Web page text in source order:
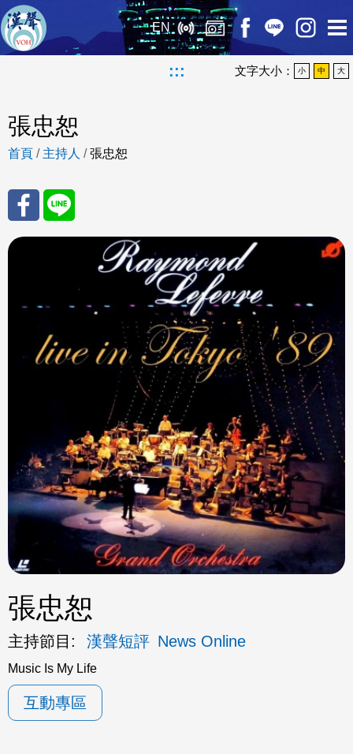
EN
::: 文字大小： 小 中 大
張忠恕
首頁 / 主持人 /張忠恕
分享
Fac
Line
張忠恕
主持節目: 漢聲短評 News Online
Music Is My Life
互動專區